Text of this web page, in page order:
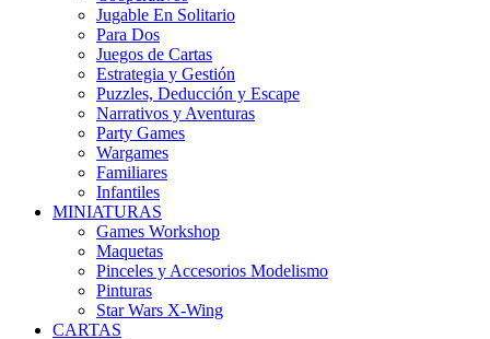
Jugable En Solitario
Para Dos
Juegos de Cartas
Estrategia y Gestión
Puzzles, Deducción y Escape
Narrativos y Aventuras
Party Games
Wargames
Familiares
Infantiles
MINIATURAS
Games Workshop
Maquetas
Pinceles y Accesorios Modelismo
Pinturas
Star Wars X-Wing
CARTAS